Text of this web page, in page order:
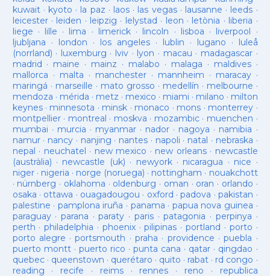
kuwait· kyoto · la paz · laos· las vegas· lausanne · leeds ·
leicester· leiden · leipzig · lelystad · leon · letònia · liberia ·
liege · lille · lima · limerick· lincoln · lisboa · liverpool ·
ljubljana · london · los angeles· lublin · lugano · luleå
(norrland) · luxemburg · lviv · lyon · macau · madagascar·
madrid · maine · mainz · malabo · malaga · maldives·
mallorca · malta · manchester· mannheim · maracay·
maringá · marseille · mato grosso · medellín · melbourne ·
mendoza · mérida · metz · mexico · miami · milano · milton
keynes· minnesota · minsk · monaco · mons · monterrey ·
montpellier· montreal · moskva · mozambic· muenchen ·
mumbai · murcia · myanmar· nador · nagoya · namibia ·
namur· nancy · nanjing · nantes · napoli · natal · nebraska ·
nepal · neuchatel · new mexico · new orleans· newcastle
(austràlia) · newcastle (uk) · newyork· nicaragua · nice ·
niger· nigeria · norge (noruega) · nottingham · nouakchott
· nürnberg · oklahoma · oldenburg · oman · oran · orlando ·
osaka · ottawa · ouagadougou · oxford ·padova ·pakistan ·
palestine · pamplona iruña · panama · papua nova guinea ·
paraguay· parana ·paraty · paris·patagonia · perpinya ·
perth ·philadelphia · phoenix·pilipinas ·portland · porto ·
porto alegre ·portsmouth ·praha · providence ·puebla ·
puerto montt· puerto rico ·punta cana · qatar · qingdao ·
quebec· queenstown · querétaro · quito · rabat · rd congo ·
reading · recife · reims· rennes · reno · republica